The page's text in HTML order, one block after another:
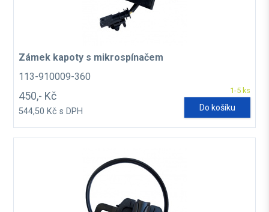
Zámek kapoty s mikrospínačem
113-910009-360
1-5 ks
450,- Kč
544,50 Kč s DPH Do košíku